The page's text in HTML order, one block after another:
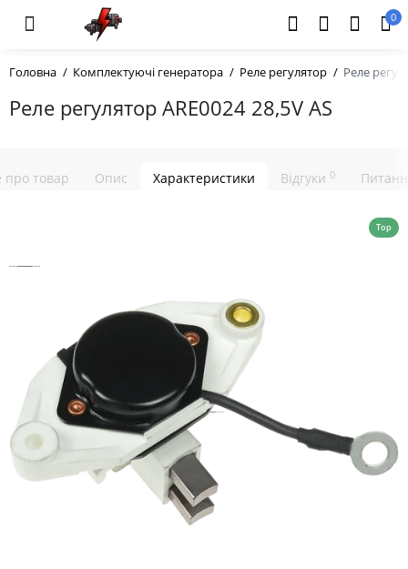
0
Головна Комплектуючі генератора Реле регулятор Реле
Реле регулятор ARE0024 28,5V AS
про товар Опис Характеристики Відгуки 0
Top